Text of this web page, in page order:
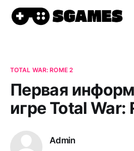
TOTAL WAR: ROME 2
Первая
игре Total War:
Admin